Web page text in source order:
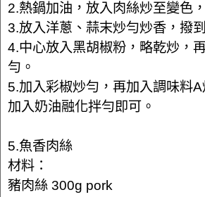
2.熱鍋加油，放入肉絲炒至變色
3.放入洋蔥、蒜末炒勻炒香，撥
4.中心放入黑胡椒粉，略乾炒，
勻。
5.加入彩椒炒勻，再加入調味料
加入奶油融化拌勻即可。
5.魚香肉絲
材料：
豬肉絲 300g pork